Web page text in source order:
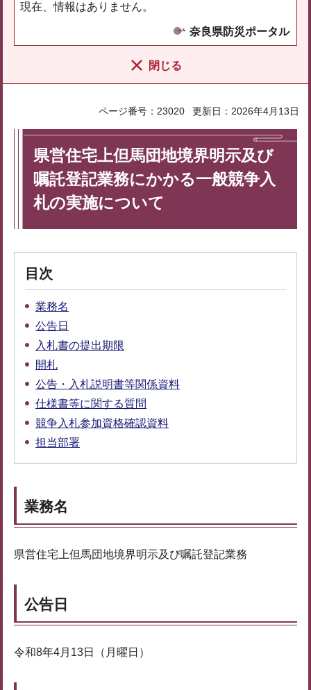
現在、情報はありません。
奈良県防災ポータル
閉じる
ページ番号：23020 更新日：2026年4月13日
県営住宅上但馬団地境界明示及び
嘱託登記業務にかかる一般競争入
札の実施について
目次
業務名
公告日
入札書の提出期限
開札
公告・入札説明書等関係資料
仕様書等に関する質問
競争入札参加資格確認資料
担当部署
業務名
県営住宅上但馬団地境界明示及び嘱託登記業務
公告日
令和8年4月13日（月曜日）